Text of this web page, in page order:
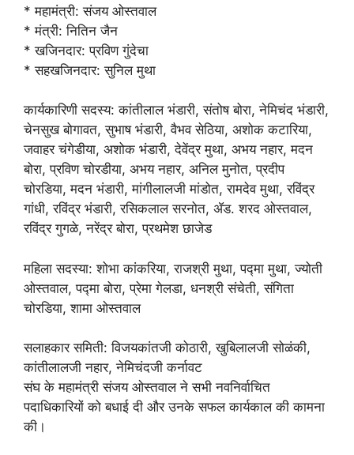
* महामंत्री: संजय ओस्तवाल
* मंत्री: नितिन जैन
* खजिनदार: प्रविण गुंदेचा
* सहखजिनदार: सुनिल मुथा
कार्यकारिणी सदस्य: कांतीलाल भंडारी, संतोष बोरा, नेमिचंद भंडारी,
चेनसुख बोगावत, सुभाष भंडारी, वैभव सेठिया, अशोक कटारिया,
जवाहर चंगेडीया, अशोक भंडारी, देवेंद्र मुथा, अभय नहार, मदन
बोरा, प्रविण चोरडीया, अभय नहार, अनिल मुनोत, प्रदीप
चोरडिया, मदन भंडारी, मांगीलालजी मांडोत, रामदेव मुथा, रविंद्र
गांधी, रविंद्र भंडारी, रसिकलाल सरनोत, ॲड. शरद ओस्तवाल,
रविंद्र गुगळे, नरेंद्र बोरा, प्रथमेश छाजेड
महिला सदस्या: शोभा कांकरिया, राजश्री मुथा, पद्मा मुथा, ज्योती
ओस्तवाल, पद्मा बोरा, प्रेमा गेलडा, धनश्री संचेती, संगिता
चोरडिया, शामा ओस्तवाल
सलाहकार समिती: विजयकांतजी कोठारी, खुबिलालजी सोळंकी,
कांतीलालजी नहार, नेमिचंदजी कर्नावट
संघ के महामंत्री संजय ओस्तवाल ने सभी नवनिर्वाचित
पदाधिकारियों को बधाई दी और उनके सफल कार्यकाल की कामना
की।